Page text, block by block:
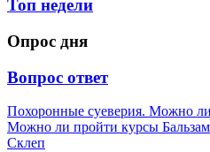
Топ недели
Опрос дня
Вопрос ответ
Похоронные суеверия. Можно
Можно ли пройти курсы
Склеп